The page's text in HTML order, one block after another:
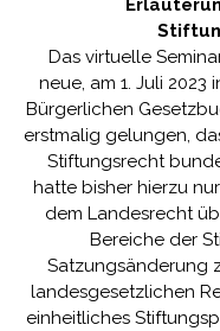
Das virtuelle
neue, am 1. Juli
Bürgerlichen
erstmalig gelungen,
Stiftungsrecht
hatte bisher hierzu
dem Landesrecht
Bereiche der
Satzungsänderung
landesgesetzlichen
einheitliches